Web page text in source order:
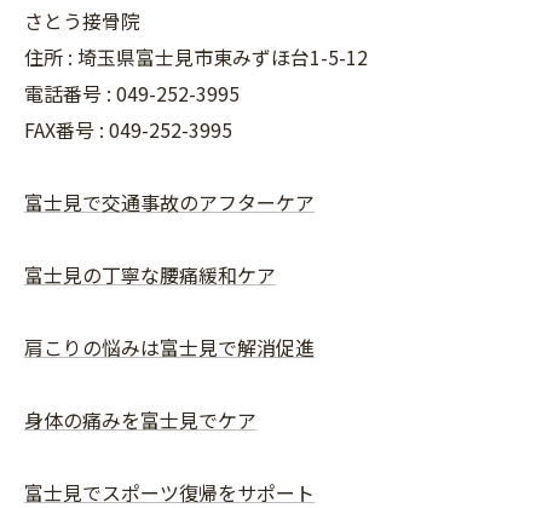
さとう接骨院
住所 : 埼玉県富士見市東みずほ台1-5-12
電話番号 : 049-252-3995
FAX番号 : 049-252-3995
富士見で交通事故のアフターケア
富士見の丁寧な腰痛緩和ケア
肩こりの悩みは富士見で解消促進
身体の痛みを富士見でケア
富士見でスポーツ復帰をサポート